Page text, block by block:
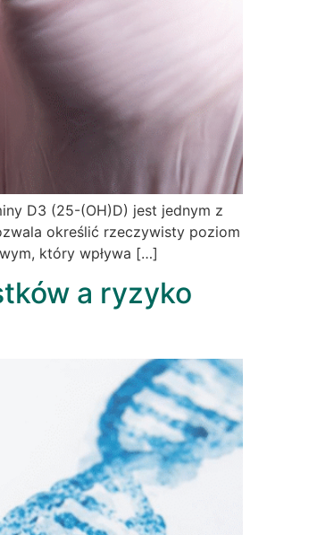
D3 (25-(OH)D) jest jednym z
określić rzeczywisty poziom
który wpływa […]
a ryzyko